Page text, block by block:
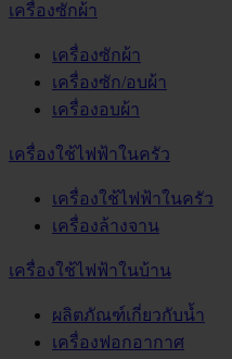
เครื่องซักผ้า
เครื่องซักผ้า
เครื่องซัก/อบผ้า
เครื่องอบผ้า
เครื่องใช้ไฟฟ้าในครัว
เครื่องใช้ไฟฟ้าในครัว
เครื่องล้างจาน
เครื่องใช้ไฟฟ้าในบ้าน
ผลิตภัณฑ์เกี่ยวกับน้ำ
เครื่องฟอกอากาศ